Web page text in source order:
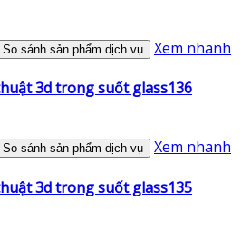
So sánh sản phẩm dịch vụ Xem nhanh
3d trong suốt glass136
So sánh sản phẩm dịch vụ Xem nhanh
3d trong suốt glass135